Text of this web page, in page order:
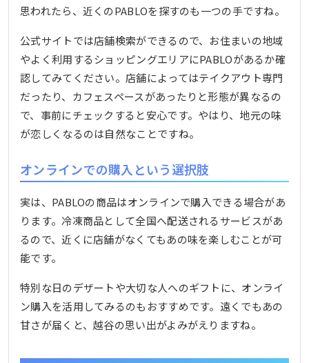
思われたら、近くのPABLOを探すのも一つの手ですね。
公式サイトでは店舗検索ができるので、お住まいの地域
やよく利用するショッピングエリアにPABLOがあるか確
認してみてください。店舗によってはテイクアウト専門
だったり、カフェスペースがあったりと形態が異なるの
で、事前にチェックすると安心です。やはり、地元の味
が恋しくなるのは自然なことですね。
オンラインでの購入という選択肢
実は、PABLOの商品はオンラインで購入できる場合があ
ります。冷凍商品として全国へ配送されるサービスがあ
るので、近くに店舗がなくてもあの味を楽しむことが可
能です。
特別な日のデザートや大切な人へのギフトに、オンライ
ン購入を活用してみるのもおすすめです。遠くでもあの
甘さが届くと、越谷の思い出がよみがえりますね。